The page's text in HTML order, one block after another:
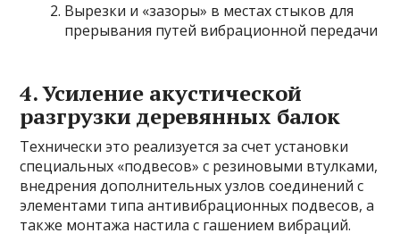
Вырезки и «зазоры» в местах стыков для
прерывания путей вибрационной передачи
4. Усиление акустической
разгрузки деревянных балок
Технически это реализуется за счет установки
специальных «подвесов» с резиновыми втулками,
внедрения дополнительных узлов соединений с
элементами типа антивибрационных подвесов, а
также монтажа настила с гашением вибраций.